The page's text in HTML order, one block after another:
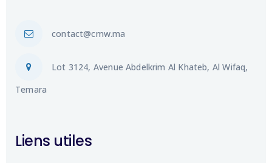
contact@cmw.ma
Lot 3124, Avenue Abdelkrim Al Khateb, Al Wifaq,
Temara
Liens utiles